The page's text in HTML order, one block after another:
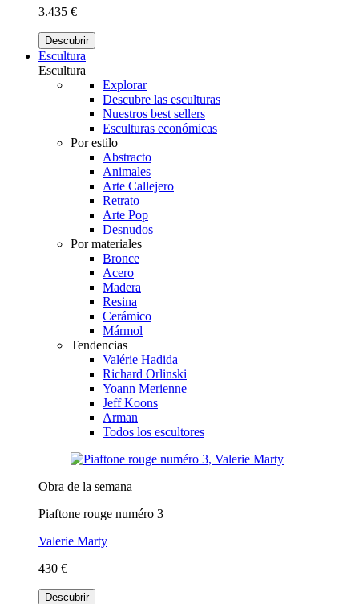
3.435 €
Descubrir
Escultura
Escultura
Explorar
Descubre las esculturas
Nuestros best sellers
Esculturas económicas
Por estilo
Abstracto
Animales
Arte Callejero
Retrato
Arte Pop
Desnudos
Por materiales
Bronce
Acero
Madera
Resina
Cerámico
Mármol
Tendencias
Valérie Hadida
Richard Orlinski
Yoann Merienne
Jeff Koons
Arman
Todos los escultores
Obra de la semana
Piaftone rouge numéro 3
Valerie Marty
430 €
Descubrir